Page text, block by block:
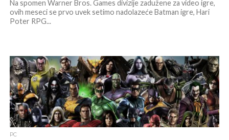
Na spomen Warner Bros. Games divizije zadužene za video igre,
ovih meseci se prvo uvek setimo nadolazeće Batman igre, Hari
Poter RPG...
PC